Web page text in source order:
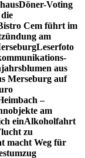
Döner-Voting
Cem führt im
am
Leserfoto
aus
Merseburg auf
–
am
einAlkoholfahrt
zu
macht Weg für